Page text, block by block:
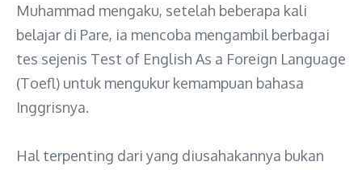
Muhammad mengaku, setelah beberapa kali
belajar di Pare, ia mencoba mengambil berbagai
tes sejenis Test of English As a Foreign Language
(Toefl) untuk mengukur kemampuan bahasa
Inggrisnya.
Hal terpenting dari yang diusahakannya bukan